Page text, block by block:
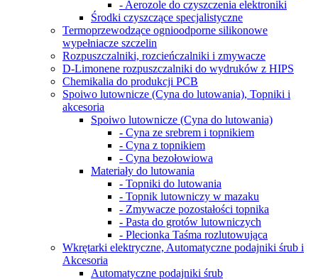
- Aerozole do czyszczenia elektroniki
Środki czyszczące specjalistyczne
Termoprzewodzące ognioodporne silikonowe
wypełniacze szczelin
Rozpuszczalniki, rozcieńczalniki i zmywacze
D-Limonene rozpuszczalniki do wydruków z HIPS
Chemikalia do produkcji PCB
Spoiwo lutownicze (Cyna do lutowania), Topniki i
akcesoria
Spoiwo lutownicze (Cyna do lutowania)
- Cyna ze srebrem i topnikiem
- Cyna z topnikiem
- Cyna bezołowiowa
Materiały do lutowania
- Topniki do lutowania
- Topnik lutowniczy w mazaku
- Zmywacze pozostałości topnika
- Pasta do grotów lutowniczych
- Plecionka Taśma rozlutowująca
Wkrętarki elektryczne, Automatyczne podajniki śrub i
Akcesoria
Automatyczne podajniki śrub